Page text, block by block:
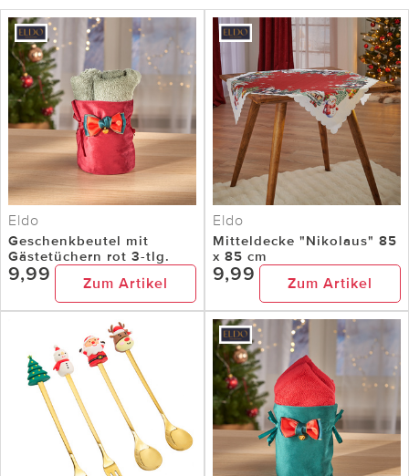
Eldo
Geschenkbeutel mit
Gästetüchern rot 3-tlg.
9,99 Zum Artikel
Eldo
Mitteldecke "Nikolaus" 85
x 85 cm
9,99 Zum Artikel